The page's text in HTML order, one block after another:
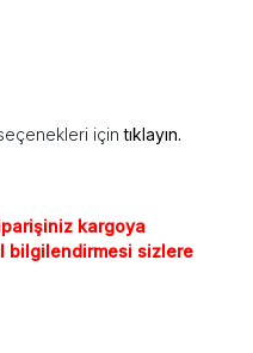
içintıklayın.
kargoya
bilgilendirmesi sizlere